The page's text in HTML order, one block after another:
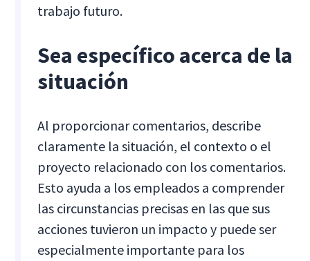
trabajo futuro.
Sea específico acerca de la
situación
Al proporcionar comentarios, describe
claramente la situación, el contexto o el
proyecto relacionado con los comentarios.
Esto ayuda a los empleados a comprender
las circunstancias precisas en las que sus
acciones tuvieron un impacto y puede ser
especialmente importante para los